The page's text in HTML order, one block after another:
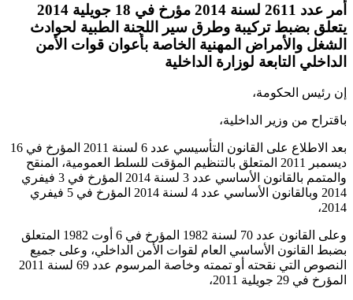
أمر عدد 2611 لسنة 2014 مؤرخ في 18 جويلية 2014
يتعلق بضبط تركيبة وطرق سير اللجنة الطبية لحوادث
الشغل والأمراض المهنية الخاصة بأعوان قوات الأمن
الداخلي التابعة لوزارة الداخلية
إن رئيس الحكومة،
باقتراح من وزير الداخلية،
بعد الاطلاع على القانون التأسيسي عدد 6 لسنة 2011 المؤرخ في 16
ديسمبر 2011 المتعلق بالتنظيم المؤقت للسلط العمومية، المنقح
والمتمم بالقانون الأساسي عدد 3 لسنة 2014 المؤرخ في 3 فيفري
2014 وبالقانون الأساسي عدد 4 لسنة 2014 المؤرخ في 5 فيفري
2014،
وعلى القانون عدد 70 لسنة 1982 المؤرخ في 6 أوت 1982 المتعلق
بضبط القانون الأساسي العام لقوات الأمن الداخلي، وعلى جميع
النصوص التي نقحته أو تممته وخاصة المرسوم عدد 69 لسنة 2011
المؤرخ في 29 جويلية 2011،